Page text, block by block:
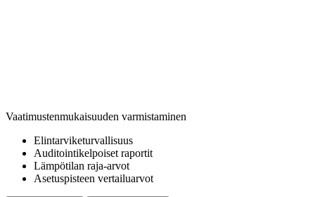
Vaatimustenmukaisuuden varmistaminen
Elintarviketurvallisuus
Auditointikelpoiset raportit
Lämpötilan raja-arvot
Asetuspisteen vertailuarvot